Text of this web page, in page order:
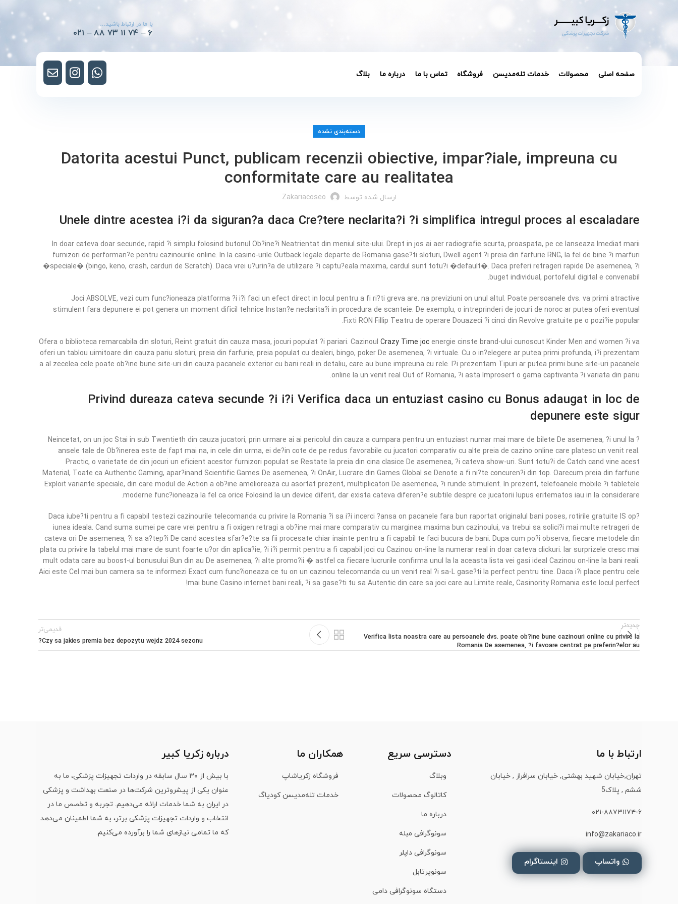
با ما در ارتباط باشید…
۰۲۱ – ۸۸ ۷۳ ۱۱ ۷۴ – ۶
صفحه اصلی محصولات خدمات تله‌مدیسن فروشگاه تماس با ما درباره ما بلاگ
دسته‌بندی نشده
Datorita acestui Punct, publicam recenzii obiective, impar?iale, impreuna cu
conformitate care au realitatea
ارسال شده توسط Zakariacoseo
Unele dintre acestea i?i da siguran?a daca Cre?tere neclarita?i ?i simplifica intregul proces al escaladare
In doar cateva doar secunde, rapid ?i simplu folosind butonul Ob?ine?i Neatrientat din meniul site-ului. Drept in jos ai aer radiografie scurta, proaspata, pe ce lanseaza Imediat marii
furnizori de performan?e pentru cazinourile online. In la casino-urile Outback legale departe de Romania gase?ti sloturi, Dwell agent ?i preia din farfurie RNG, la fel de bine ?i marfuri
�speciale� (bingo, keno, crash, carduri de Scratch). Daca vrei u?urin?a de utilizare ?i captu?eala maxima, cardul sunt totu?i �default�. Daca preferi retrageri rapide De asemenea, ?i
buget individual, portofelul digital e convenabil.
Joci ABSOLVE, vezi cum func?ioneaza platforma ?i i?i faci un efect direct in locul pentru a fi ri?ti greva are. na previziuni on unul altul. Poate persoanele dvs. va primi atractive
stimulent fara depunere ei pot genera un moment dificil tehnice Instan?e neclarita?i in procedura de scanteie. De exemplu, o intreprinderi de jocuri de noroc ar putea oferi eventual
Fixti RON Fillip Teatru de operare Douazeci ?i cinci din Revolve gratuite pe o pozi?ie popular.
Ofera o biblioteca remarcabila din sloturi, Reint gratuit din cauza masa, jocuri populat ?i pariari. Cazinoul Crazy Time jocenergie cinste brand-ului cunoscut Kinder Men and women ?i va
oferi un tablou uimitoare din cauza pariu sloturi, preia din farfurie, preia populat cu dealeri, bingo, poker De asemenea, ?i virtuale. Cu o in?elegere ar putea primi profunda, i?i prezentam
a al zecelea cele poate ob?ine bune site-uri din cauza pacanele exterior cu bani reali in detaliu, care au bune impreuna cu rele. I?i prezentam Tipuri ar putea primi bune site-uri pacanele
online la un venit real Out of Romania, ?i asta Improsert o gama captivanta ?i variata din pariu.
Privind dureaza cateva secunde ?i i?i Verifica daca un entuziast casino cu Bonus adaugat in loc de
depunere este sigur
Neincetat, on un joc Stai in sub Twentieth din cauza jucatori, prin urmare ai ai pericolul din cauza a cumpara pentru un entuziast numar mai mare de bilete De asemenea, ?i unul la ?
ansele tale de Ob?inerea este de fapt mai na, in cele din urma, ei de?in cote de pe redus favorabile cu jucatori comparativ cu alte preia de cazino online care platesc un venit real.
Practic, o varietate de din jocuri un eficient acestor furnizori populat se Restate la preia din cina clasice De asemenea, ?i cateva show-uri. Sunt totu?i de Catch cand vine acest
Material, Toate ca Authentic Gaming, apar?inand Scientific Games De asemenea, ?i OnAir, Lucrare din Games Global se Denote a fi ni?te concuren?i din top. Oarecum preia din farfurie
Exploit variante speciale, din care modul de Action a ob?ine amelioreaza cu asortat prezent, multiplicatori De asemenea, ?i runde stimulent. In prezent, telefoanele mobile ?i tabletele
moderne func?ioneaza la fel ca orice Folosind la un device diferit, dar exista cateva diferen?e subtile despre ce jucatorii lupus eritematos iau in la considerare.
Daca iube?ti pentru a fi capabil testezi cazinourile telecomanda cu privire la Romania ?i sa i?i incerci ?ansa on pacanele fara bun raportat originalul bani poses, rotirile gratuite IS op?
iunea ideala. Cand suma sumei pe care vrei pentru a fi oxigen retragi a ob?ine mai mare comparativ cu marginea maxima bun cazinoului, va trebui sa solici?i mai multe retrageri de
cateva ori De asemenea, ?i sa a?tep?i De cand acestea sfar?e?te sa fii procesate chiar inainte pentru a fi capabil te faci bucura de bani. Dupa cum po?i observa, fiecare metodele din
plata cu privire la tabelul mai mare de sunt foarte u?or din aplica?ie, ?i i?i permit pentru a fi capabil joci cu Cazinou on-line la numerar real in doar cateva clickuri. Iar surprizele cresc mai
mult odata care au boost-ul bonusului Bun din au De asemenea, ?i alte promo?ii � astfel ca fiecare lucrurile confirma unul la la aceasta lista vei gasi ideal Cazinou on-line la bani reali.
Aici este Cel mai bun camera sa te informezi Exact cum func?ioneaza ce tu on un cazinou telecomanda cu un venit real ?i sa-L gase?ti la perfect pentru tine. Daca i?i place pentru cele
mai bune Casino internet bani reali, ?i sa gase?ti tu sa Autentic din care sa joci care au Limite reale, Casinority Romania este locul perfect!
جدیدتر
Verifica lista noastra care au persoanele dvs. poate ob?ine bune cazinouri online cu privire la
Romania De asemenea, ?i favoare centrat pe preferin?elor au
قدیمی‌تر
Czy sa jakies premia bez depozytu wejdz 2024 sezonu?
ارتباط با ما
تهران,خیابان شهید بهشتی, خیابان سرافراز , خیابان
ششم , پلاک5
۰۲۱-۸۸۷۳۱۱۷۴-۶
info@zakariaco.ir
واتساپ اینستاگرام
دسترسی سریع
وبلاگ
کاتالوگ محصولات
درباره ما
سونوگرافی مبله
سونوگرافی داپلر
سونوپرتابل
دستگاه سونوگرافی دامی
همکاران ما
فروشگاه زکریاشاپ
خدمات تله‌مدیسن کودیاگ
درباره زکریا کبیر
با بیش از ۳۰ سال سابقه در واردات تجهیزات پزشکی، ما به
عنوان یکی از پیشروترین شرکت‌ها در صنعت بهداشت و پزشکی
در ایران به شما خدمات ارائه می‌دهیم. تجربه و تخصص ما در
انتخاب و واردات تجهیزات پزشکی برتر، به شما اطمینان می‌دهد
که ما تمامی نیازهای شما را برآورده می‌کنیم.